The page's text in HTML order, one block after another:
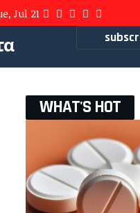
Jul 21
WHAT'S HOT